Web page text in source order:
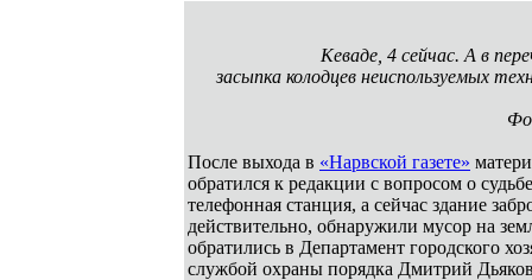
Кеваде, 4 сейчас. А в
засыпка колодцев неиспользуемых
После выхода в «Нарвской газете»
обратился к редакции с вопросом о
телефонная станция, а сейчас здание
действительно, обнаружили мусор на
обратились в Департамент городского
службой охраны порядка Дмитрий